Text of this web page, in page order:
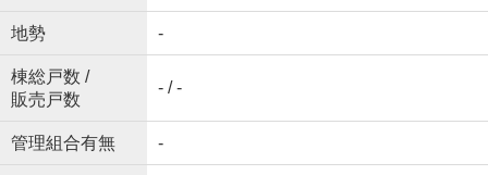
地勢 -
棟総戸数 /
販売戸数
- / -
管理組合有無 -